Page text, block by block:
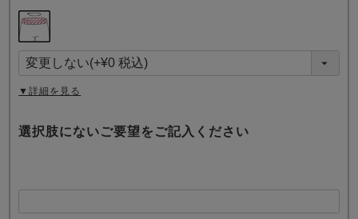
須
)
▼詳細を見る
選択肢にないご要望をご記入ください